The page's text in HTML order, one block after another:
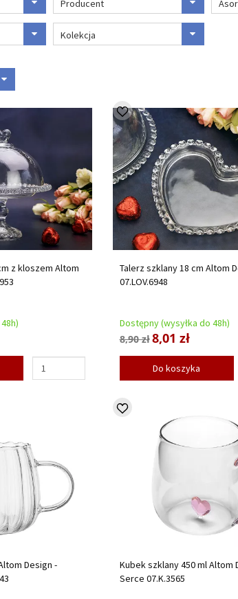
Producent
Kolekcja
z kloszem Altom
Talerz szklany 18 cm Altom
07.LOV.6948
Dostępny (wysyłka do 48h)
8,90 zł8,01 zł
Do koszyka
Design -
Kubek szklany 450 ml Altom
Serce 07.K.3565